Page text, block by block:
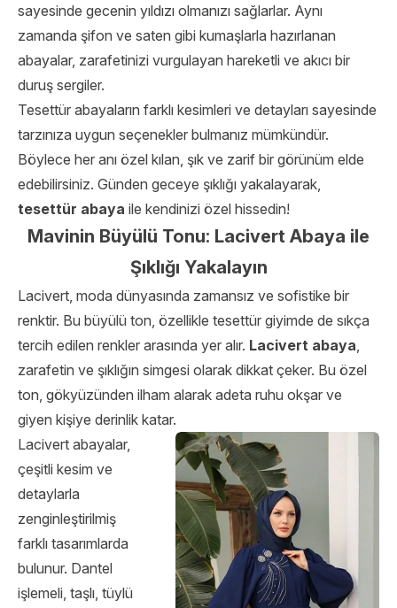
sayesinde gecenin yıldızı olmanızı sağlarlar. Aynı
zamanda şifon ve saten gibi kumaşlarla hazırlanan
abayalar, zarafetinizi vurgulayan hareketli ve akıcı bir
duruş sergiler.
Tesettür abayaların farklı kesimleri ve detayları sayesinde
tarzınıza uygun seçenekler bulmanız mümkündür.
Böylece her anı özel kılan, şık ve zarif bir görünüm elde
edebilirsiniz. Günden geceye şıklığı yakalayarak,
tesettür abaya ile kendinizi özel hissedin!
Mavinin Büyülü Tonu: Lacivert Abaya ile
Şıklığı Yakalayın
Lacivert, moda dünyasında zamansız ve sofistike bir
renktir. Bu büyülü ton, özellikle tesettür giyimde de sıkça
tercih edilen renkler arasında yer alır. Lacivert abaya,
zarafetin ve şıklığın simgesi olarak dikkat çeker. Bu özel
ton, gökyüzünden ilham alarak adeta ruhu okşar ve
giyen kişiye derinlik katar.
Lacivert abayalar,
çeşitli kesim ve
detaylarla
zenginleştirilmiş
farklı tasarımlarda
bulunur. Dantel
işlemeli, taşlı, tüylü